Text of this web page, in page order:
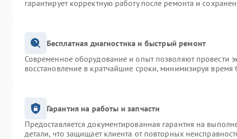
гарантирует корректную работу после ремонта и
Бесплатная диагностика и быстрый ремонт
Современное оборудование и опыт позволяют провести
восстановление в кратчайшие сроки, минимизируя время
Гарантия на работы и запчасти
Предоставляется документированная гарантия на
детали, что защищает клиента от повторных